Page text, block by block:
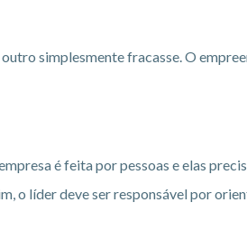
simplesmente fracasse. O
é feita por pessoas e elas
o líder deve ser responsável por